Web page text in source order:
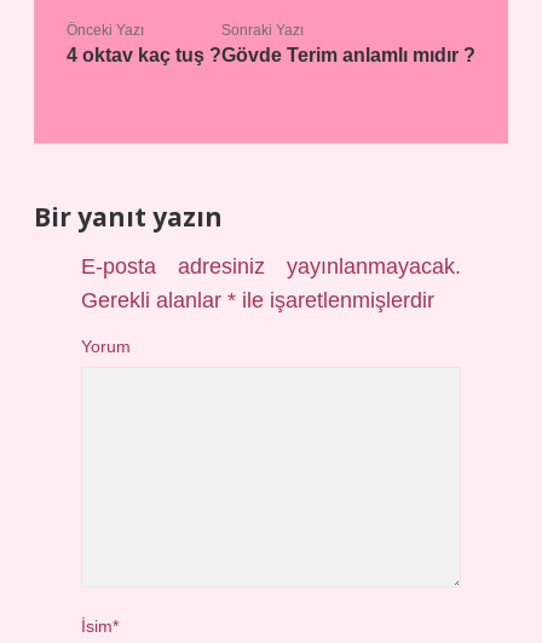
Önceki Yazı
4 oktav kaç tuş ?
Sonraki Yazı
Gövde Terim anlamlı mıdır ?
Bir yanıt yazın
E-posta adresiniz yayınlanmayacak.
Gerekli alanlar* ile işaretlenmişlerdir
Yorum
İsim*